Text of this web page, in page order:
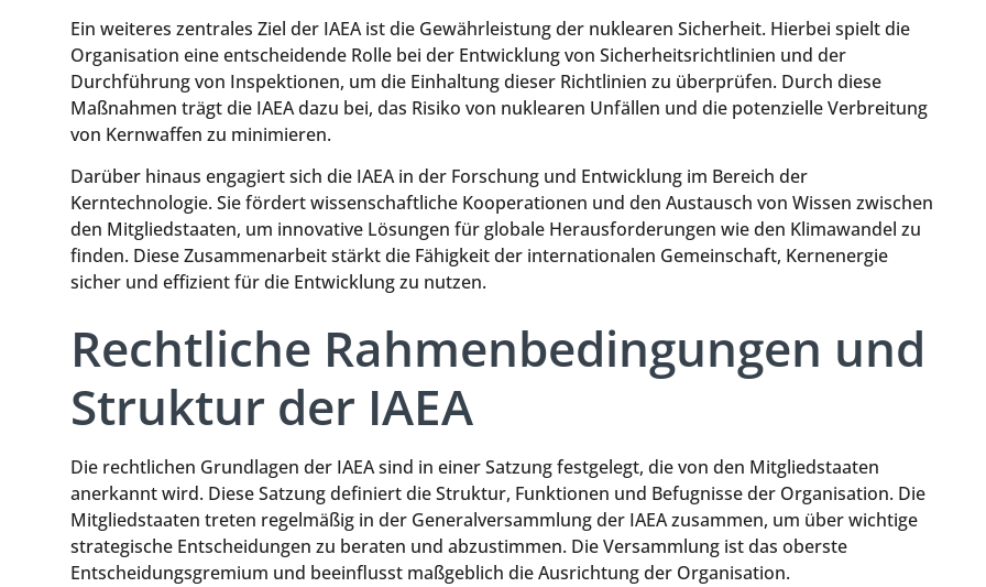
Ein weiteres zentrales Ziel der IAEA ist die Gewährleistung der nuklearen Sicherheit. Hierbei spielt die
Organisation eine entscheidende Rolle bei der Entwicklung von Sicherheitsrichtlinien und der
Durchführung von Inspektionen, um die Einhaltung dieser Richtlinien zu überprüfen. Durch diese
Maßnahmen trägt die IAEA dazu bei, das Risiko von nuklearen Unfällen und die potenzielle Verbreitung
von Kernwaffen zu minimieren.
Darüber hinaus engagiert sich die IAEA in der Forschung und Entwicklung im Bereich der
Kerntechnologie. Sie fördert wissenschaftliche Kooperationen und den Austausch von Wissen zwischen
den Mitgliedstaaten, um innovative Lösungen für globale Herausforderungen wie den Klimawandel zu
finden. Diese Zusammenarbeit stärkt die Fähigkeit der internationalen Gemeinschaft, Kernenergie
sicher und effizient für die Entwicklung zu nutzen.
Rechtliche Rahmenbedingungen und
Struktur der IAEA
Die rechtlichen Grundlagen der IAEA sind in einer Satzung festgelegt, die von den Mitgliedstaaten
anerkannt wird. Diese Satzung definiert die Struktur, Funktionen und Befugnisse der Organisation. Die
Mitgliedstaaten treten regelmäßig in der Generalversammlung der IAEA zusammen, um über wichtige
strategische Entscheidungen zu beraten und abzustimmen. Die Versammlung ist das oberste
Entscheidungsgremium und beeinflusst maßgeblich die Ausrichtung der Organisation.